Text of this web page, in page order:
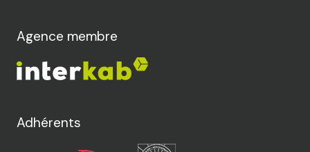
Agence membre
Adhérents